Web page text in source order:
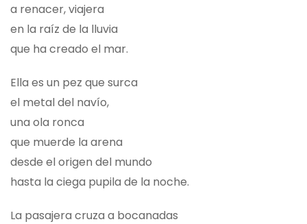
a renacer, viajera
en la raíz de la lluvia
que ha creado el mar.
Ella es un pez que surca
el metal del navío,
una ola ronca
que muerde la arena
desde el origen del mundo
hasta la ciega pupila de la noche.
La pasajera cruza a bocanadas